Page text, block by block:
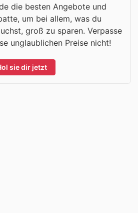
die besten Angebote und
um bei allem, was du
groß zu sparen. Verpasse
unglaublichen Preise nicht!
sie dir jetzt